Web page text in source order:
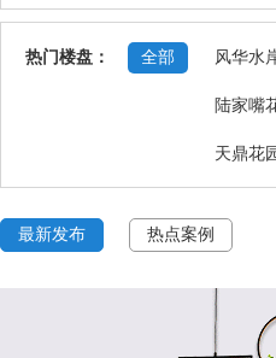
热门楼盘： 全部 风华水
陆家嘴
天鼎花
最新发布 热点案例